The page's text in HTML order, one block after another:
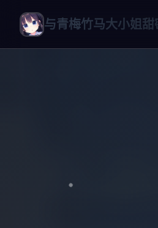
与青梅竹马大小姐